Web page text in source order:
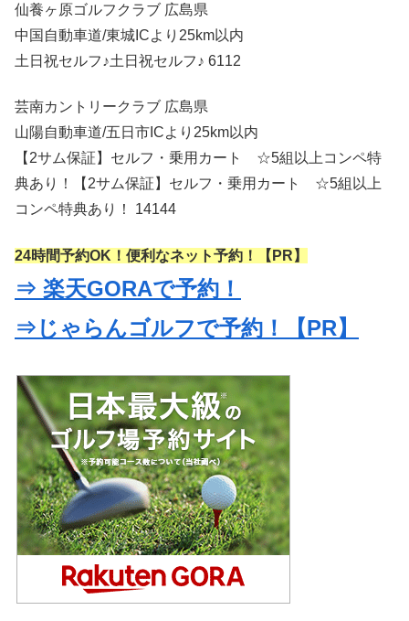
仙養ヶ原ゴルフクラブ 広島県
中国自動車道/東城ICより25km以内
土日祝セルフ♪土日祝セルフ♪ 6112
芸南カントリークラブ 広島県
山陽自動車道/五日市ICより25km以内
【2サム保証】セルフ・乗用カート ☆5組以上コンペ特
典あり！【2サム保証】セルフ・乗用カート ☆5組以上
コンペ特典あり！ 14144
24時間予約OK！便利なネット予約！【PR】
⇒ 楽天GORAで予約！
⇒じゃらんゴルフで予約！【PR】